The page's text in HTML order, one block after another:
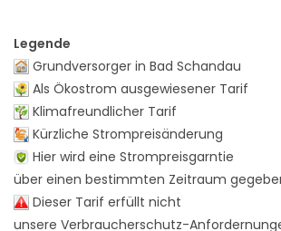
Legende
Grundversorger in Bad Schandau
Als Ökostrom ausgewiesener Tarif
Klimafreundlicher Tarif
Kürzliche Strompreisänderung
Hier wird eine Strompreisgarntie
über einen bestimmten Zeitraum
Dieser Tarif erfüllt nicht
unsere Verbraucherschutz-